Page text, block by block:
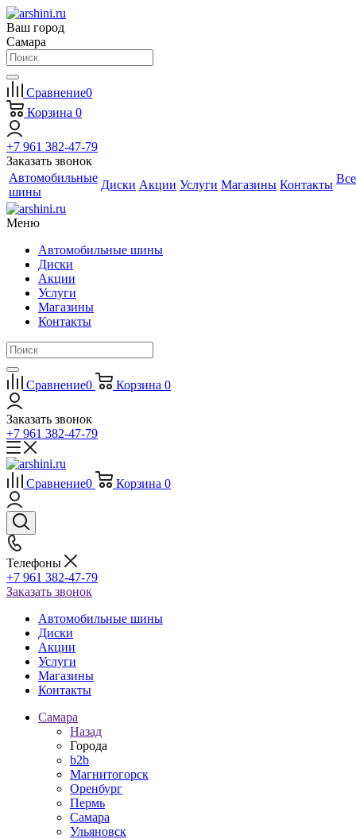
Ваш город
Самара
Сравнение0
Корзина 0
+7 961 382-47-79
Заказать звонок
Автомобильные
шины
Диски Акции Услуги Магазины Контакты Все
Меню
Автомобильные шины
Диски
Акции
Услуги
Магазины
Контакты
Сравнение0 Корзина 0
Заказать звонок
+7 961 382-47-79
Сравнение0 Корзина 0
Телефоны
+7 961 382-47-79
Заказать звонок
Автомобильные шины
Диски
Акции
Услуги
Магазины
Контакты
Самара
Назад
Города
b2b
Магнитогорск
Оренбург
Пермь
Самара
Ульяновск